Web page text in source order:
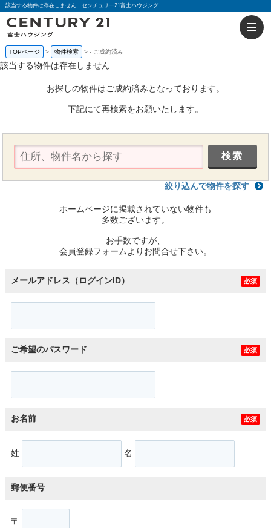
該当する物件は存在しません｜センチュリー21富士ハウジング
TOPページ 物件検索 - ご成約済み
該当する物件は存在しません
お探しの物件はご成約済みとなっております。
下記にて再検索をお願いたします。
絞り込んで物件を探す
ホームページに掲載されていない物件も
多数ございます。
お手数ですが、
会員登録フォームよりお問合せ下さい。
メールアドレス（ログインID） 必須
ご希望のパスワード 必須
お名前 必須
姓 名
郵便番号
〒